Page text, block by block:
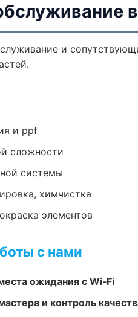
и
и ppf
сложности
системы
химчистка
элементов
с нами
ожидания с Wi‑Fi
и контроль